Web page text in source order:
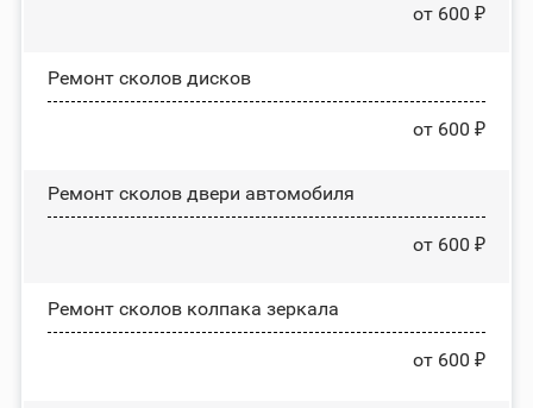
от 600 ₽
Ремонт сколов дисков
от 600 ₽
Ремонт сколов двери автомобиля
от 600 ₽
Ремонт сколов колпака зеркала
от 600 ₽